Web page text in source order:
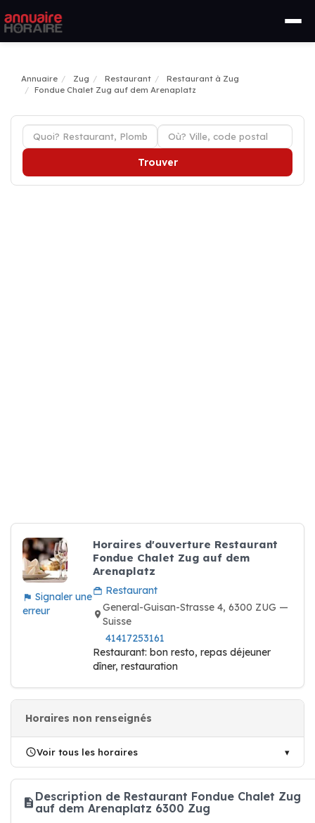
Annuaire Zug Restaurant
Restaurant à Zug
Fondue Chalet Zug auf dem Arenaplatz
Trouver
Signaler une
erreur
Horaires d'ouverture Restaurant
Fondue Chalet Zug auf dem
Arenaplatz
Restaurant
General-Guisan-Strasse 4, 6300 ZUG —
Suisse
41417253161
Restaurant: bon resto, repas déjeuner
dîner, restauration
Horaires non renseignés
Voir tous les horaires
Description de Restaurant Fondue Chalet Zug
auf dem Arenaplatz 6300 Zug